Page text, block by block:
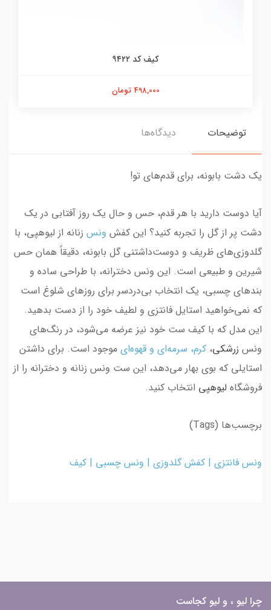
کیف کد ۹۴۲۲
498,000 تومان
توضیحات دیدگاه‌ها
یک دشت بابونه، برای قدم‌های تو!
آیا دوست دارید با هر قدم، حس و حال یک روز آفتابی در یک
دشت پر از گل را تجربه کنید؟ این کفش ونس زنانه از لیوهپی، با
گلدوزی‌های ظریف و دوست‌داشتنی گل بابونه، دقیقاً همان حس
شیرین و طبیعی است. این ونس دخترانه، با طراحی ساده و
بندهای چسبی، یک انتخاب بی‌دردسر برای روزهای شلوغ است
که نمی‌خواهید استایل فانتزی و لطیف خود را از دست بدهید.
این مدل که با کیف ست خود نیز عرضه می‌شود، در رنگ‌های
ونس زرشکی، کرم، سرمه‌ای و قهوه‌ای موجود است. برای داشتن
استایلی که بوی بهار می‌دهد، این ست ونس زنانه و دخترانه را از
فروشگاه لیوهپی انتخاب کنید.
برچسب‌ها (Tags)
ونس فانتزی | کفش گلدوزی | ونس چسبی | کیف
چرا لیو ، و لیو کجاست